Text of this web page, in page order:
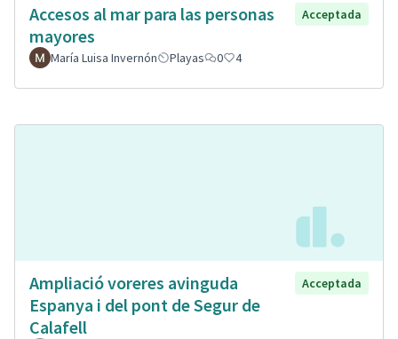
Accesos al mar para las personas
mayores
Acceptada
María Luisa Invernón Playas 0 4
Ampliació voreres avinguda
Espanya i del pont de Segur de
Calafell
Acceptada